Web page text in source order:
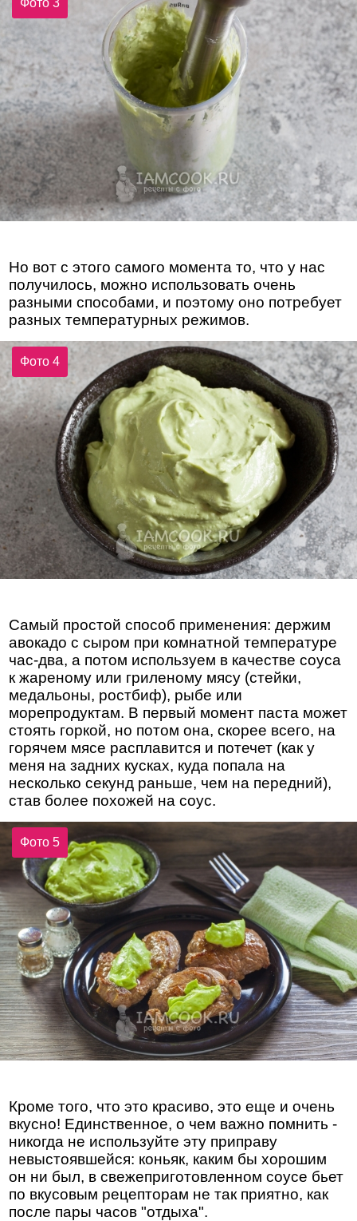
Фото 3
Но вот с этого самого момента то, что у нас
получилось, можно использовать очень
разными способами, и поэтому оно потребует
разных температурных режимов.
Фото 4
Самый простой способ применения: держим
авокадо с сыром при комнатной температуре
час-два, а потом используем в качестве соуса
к жареному или гриленому мясу (стейки,
медальоны, ростбиф), рыбе или
морепродуктам. В первый момент паста может
стоять горкой, но потом она, скорее всего, на
горячем мясе расплавится и потечет (как у
меня на задних кусках, куда попала на
несколько секунд раньше, чем на передний),
став более похожей на соус.
Фото 5
Кроме того, что это красиво, это еще и очень
вкусно! Единственное, о чем важно помнить -
никогда не используйте эту приправу
невыстоявшейся: коньяк, каким бы хорошим
он ни был, в свежеприготовленном соусе бьет
по вкусовым рецепторам не так приятно, как
после пары часов "отдыха".